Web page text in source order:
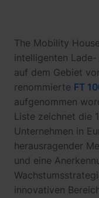
The Mobility
intelligenten
auf dem Gebiet
renommierte FT
aufgenommen
Liste zeichnet die
Unternehmen in
herausragender
und eine
innovativen